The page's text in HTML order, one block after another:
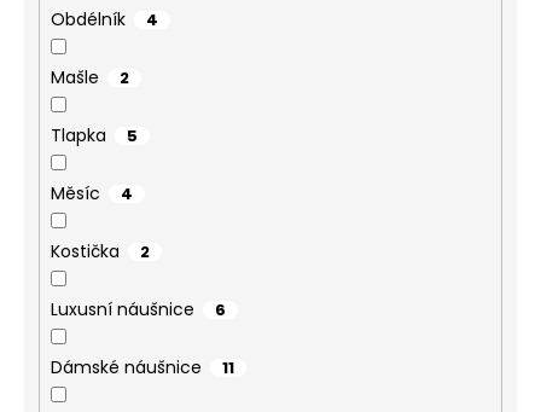
Obdélník 4
Mašle 2
Tlapka 5
Měsíc 4
Kostička 2
Luxusní náušnice 6
Dámské náušnice 11